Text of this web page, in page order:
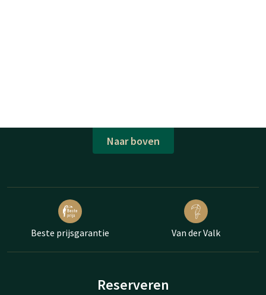
Naar boven
Beste prijsgarantie Van der Valk
Reserveren